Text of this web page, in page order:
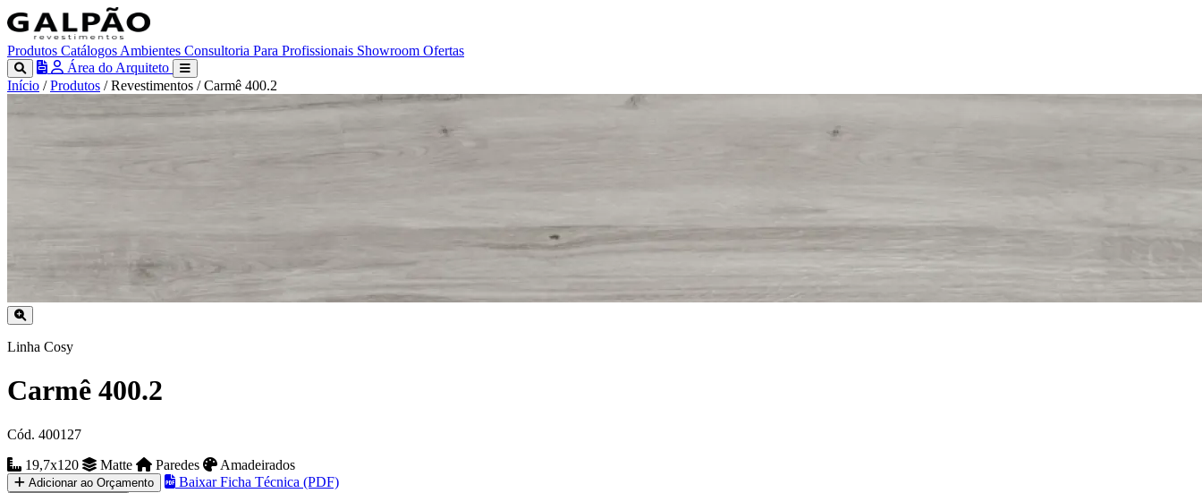
Produtos Catálogos Ambientes Consultoria Para Profissionais Showroom Ofertas
Área do Arquiteto
Início / Produtos / Revestimentos / Carmê 400.2
Linha Cosy
Carmê 400.2
Cód. 400127
19,7x120
Matte Paredes Amadeirados
Adicionar ao Orçamento Baixar Ficha Técnica (PDF)